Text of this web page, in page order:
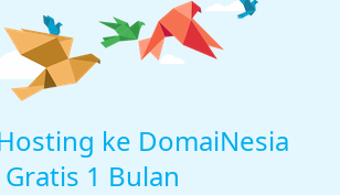
ke DomaiNesia
Gratis 1 Bulan